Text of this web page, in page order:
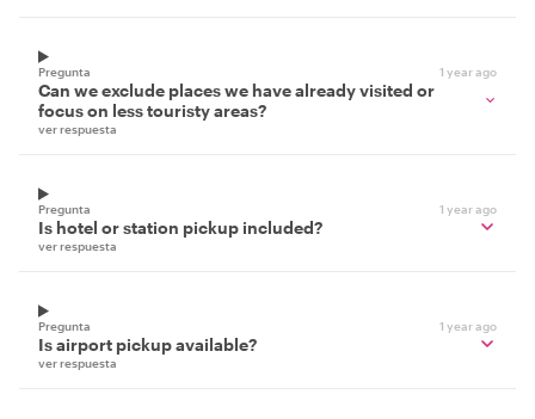
Pregunta 1 year ago
Can we exclude places we have already visited or
focus on less touristy areas?
ver respuesta
Pregunta 1 year ago
Is hotel or station pickup included?
ver respuesta
Pregunta 1 year ago
Is airport pickup available?
ver respuesta